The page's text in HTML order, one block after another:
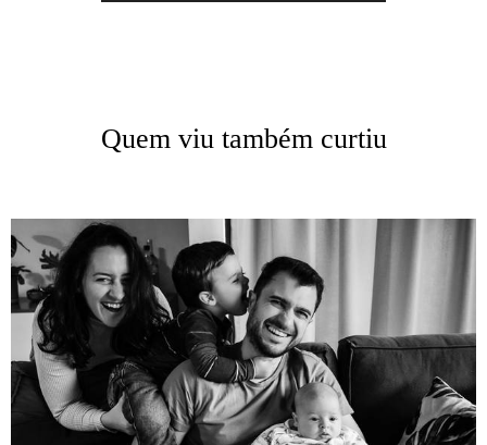
Quem viu também curtiu